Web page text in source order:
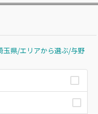
玉県/エリアから選ぶ/与野